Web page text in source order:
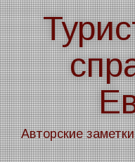
Skip
to
content
Авторские